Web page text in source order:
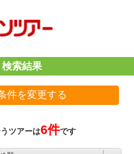
検索結果
件を変更する
ツアーは6件です